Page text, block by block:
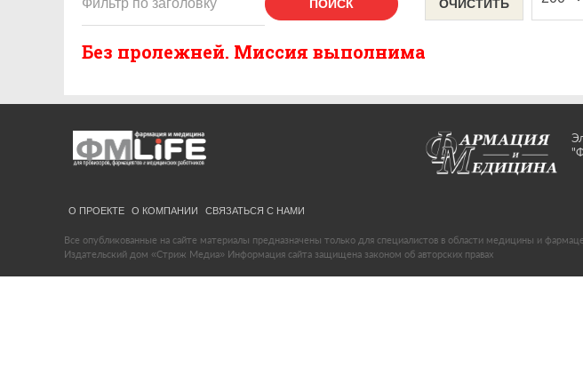
ПОИСК ОЧИСТИТЬ
Без пролежней. Миссия выполнима
О ПРОЕКТЕ О КОМПАНИИ СВЯЗАТЬСЯ С НАМИ
Все опубликованные на сайте материалы предназначены только для специалистов в области медицины и
Издательский дом «Стриж Медиа» Информация сайта защищена законом об авторских правах